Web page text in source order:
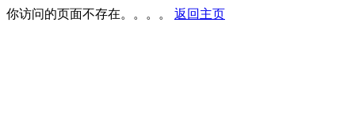
你访问的页面不存在。。。。 返回主页